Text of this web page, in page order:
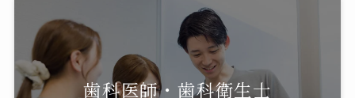
歯科医師・歯科衛生士